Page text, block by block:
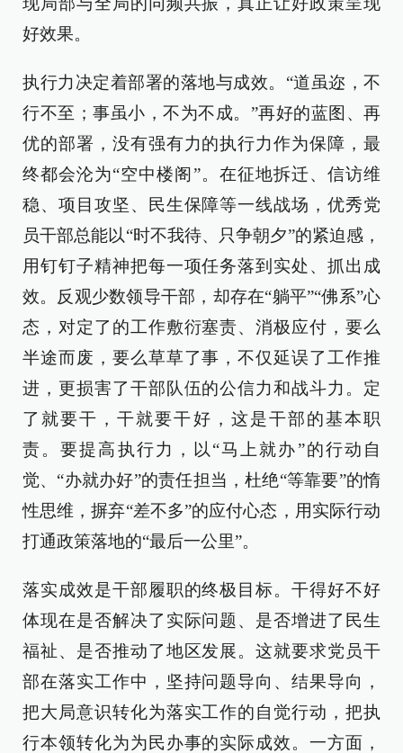
好效果。
执行力决定着部署的落地与成效。“道虽迩，不
行不至；事虽小，不为不成。”再好的蓝图、再
优的部署，没有强有力的执行力作为保障，最
终都会沦为“空中楼阁”。在征地拆迁、信访维
稳、项目攻坚、民生保障等一线战场，优秀党
员干部总能以“时不我待、只争朝夕”的紧迫感，
用钉钉子精神把每一项任务落到实处、抓出成
效。反观少数领导干部，却存在“躺平”“佛系”心
态，对定了的工作敷衍塞责、消极应付，要么
半途而废，要么草草了事，不仅延误了工作推
进，更损害了干部队伍的公信力和战斗力。定
了就要干，干就要干好，这是干部的基本职
责。要提高执行力，以“马上就办”的行动自
觉、“办就办好”的责任担当，杜绝“等靠要”的惰
性思维，摒弃“差不多”的应付心态，用实际行动
打通政策落地的“最后一公里”。
落实成效是干部履职的终极目标。干得好不好
体现在是否解决了实际问题、是否增进了民生
福祉、是否推动了地区发展。这就要求党员干
部在落实工作中，坚持问题导向、结果导向，
把大局意识转化为落实工作的自觉行动，把执
行本领转化为为民办事的实际成效。一方面，